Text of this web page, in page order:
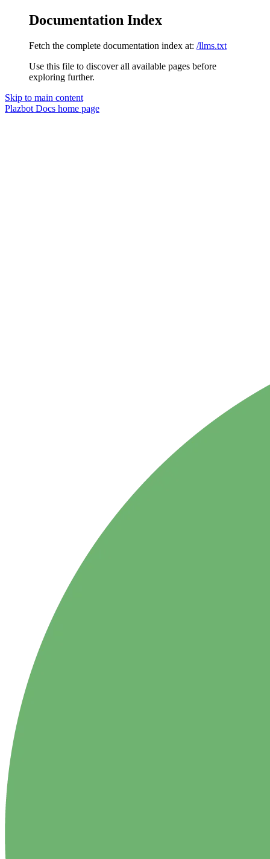
Documentation Index
Fetch the complete documentation index at: /llms.txt
Use this file to discover all available pages before
exploring further.
Skip to main content
Plazbot Docs home page